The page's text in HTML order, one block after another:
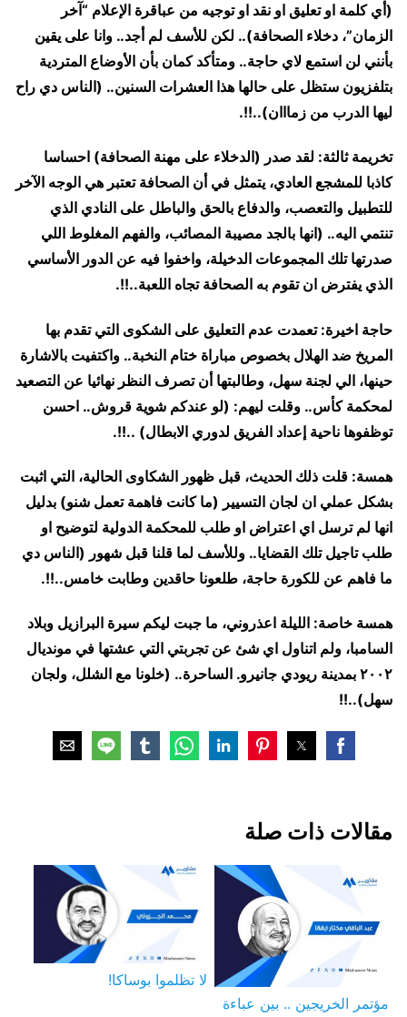
(أي كلمة او تعليق او نقد او توجيه من عباقرة الإعلام “آخر
الزمان”، دخلاء الصحافة).. لكن للأسف لم أجد.. وانا على يقين
بأنني لن استمع لاي حاجة.. ومتأكد كمان بأن الأوضاع المتردية
بتلفزيون ستظل على حالها هذا العشرات السنين.. (الناس دي راح
ليها الدرب من زمااان)..!!.
تخريمة ثالثة: لقد صدر (الدخلاء على مهنة الصحافة) احساسا
كاذبا للمشجع العادي، يتمثل في أن الصحافة تعتبر هي الوجه الآخر
للتطبيل والتعصب، والدفاع بالحق والباطل على النادي الذي
تنتمي اليه.. (انها بالجد مصيبة المصائب، والفهم المغلوط اللي
صدرتها تلك المجموعات الدخيلة، واخفوا فيه عن الدور الأساسي
الذي يفترض ان تقوم به الصحافة تجاه اللعبة..!!.
حاجة اخيرة: تعمدت عدم التعليق على الشكوى التي تقدم بها
المريخ ضد الهلال بخصوص مباراة ختام النخبة.. واكتفيت بالاشارة
حينها، الي لجنة سهل، وطالبتها أن تصرف النظر نهائيا عن التصعيد
لمحكمة كأس.. وقلت ليهم: (لو عندكم شوية قروش.. احسن
توظفوها ناحية إعداد الفريق لدوري الابطال) ..!!.
همسة: قلت ذلك الحديث، قبل ظهور الشكاوى الحالية، التي اثبت
بشكل عملي ان لجان التسيير (ما كانت فاهمة تعمل شنو) بدليل
انها لم ترسل اي اعتراض او طلب للمحكمة الدولية لتوضيح او
طلب تاجيل تلك القضايا.. وللأسف لما قلنا قبل شهور (الناس دي
ما فاهم عن للكورة حاجة، طلعونا حاقدين وطابت خامس..!!.
همسة خاصة: الليلة اعذروني، ما جبت ليكم سيرة البرازيل وبلاد
السامبا، ولم اتناول اي شئ عن تجربتي التي عشتها في مونديال
٢٠٠٢ بمدينة ريودي جانيرو. الساحرة.. (خلونا مع الشلل، ولجان
سهل)..!!
مقالات ذات صلة
مؤتمر الخريجين .. بين عباءة
لا تظلموا بوساكا!